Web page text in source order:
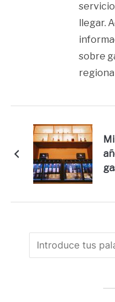
llegar.
sobre